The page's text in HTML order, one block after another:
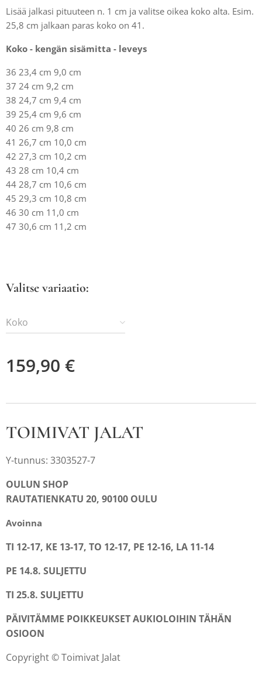
Lisää jalkasi pituuteen n. 1 cm ja valitse oikea koko alta. Esim.
25,8 cm jalkaan paras koko on 41.
Koko - kengän sisämitta - leveys
36 23,4 cm 9,0 cm
37 24 cm 9,2 cm
38 24,7 cm 9,4 cm
39 25,4 cm 9,6 cm
40 26 cm 9,8 cm
41 26,7 cm 10,0 cm
42 27,3 cm 10,2 cm
43 28 cm 10,4 cm
44 28,7 cm 10,6 cm
45 29,3 cm 10,8 cm
46 30 cm 11,0 cm
47 30,6 cm 11,2 cm
Valitse variaatio:
Koko
159,90 €
TOIMIVAT JALAT
Y-tunnus: 3303527-7
OULUN SHOP
RAUTATIENKATU 20, 90100 OULU
Avoinna
TI 12-17, KE 13-17, TO 12-17, PE 12-16, LA 11-14
PE 14.8. SULJETTU
TI 25.8. SULJETTU
PÄIVITÄMME POIKKEUKSET AUKIOLOIHIN TÄHÄN
OSIOON
Copyright © Toimivat Jalat